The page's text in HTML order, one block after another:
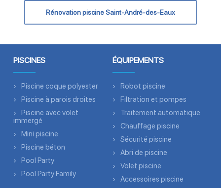
Rénovation piscine Saint-André-des-Eaux
PISCINES
Piscine coque polyester
Piscine à parois droites
Piscine avec volet
immergé
Mini piscine
Piscine béton
Pool Party
Pool Party Family
ÉQUIPEMENTS
Robot piscine
Filtration et pompes
Traitement automatique
Chauffage piscine
Sécurité piscine
Abri de piscine
Volet piscine
Accessoires piscine